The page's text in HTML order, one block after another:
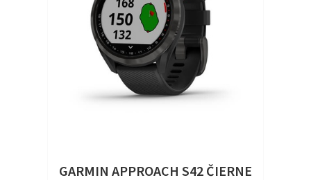
GARMIN APPROACH S42 ČIERNE